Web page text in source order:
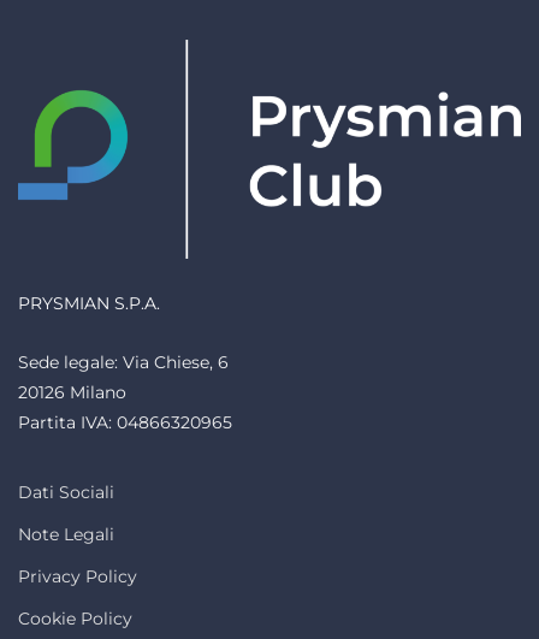
PRYSMIAN S.P.A.
Sede legale: Via Chiese, 6
20126 Milano
Partita IVA: 04866320965
Dati Sociali
Note Legali
Privacy Policy
Cookie Policy